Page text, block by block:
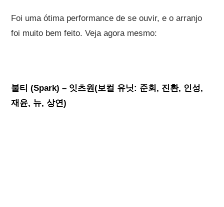
Foi uma ótima performance de se ouvir, e o arranjo
foi muito bem feito. Veja agora mesmo:
불티 (Spark) – 잇츠원(보컬 유닛: 준회, 진환, 인성,
재윤, 뉴, 상연)